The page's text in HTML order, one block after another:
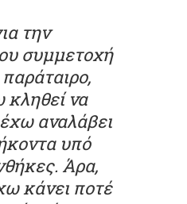
την
συμμετοχή
παράταιρο,
κληθεί να
αναλάβει
υπό
Άρα,
κάνει ποτέ